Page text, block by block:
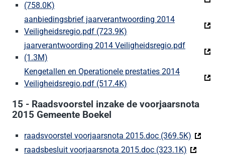
(758.0K)
aanbiedingsbrief jaarverantwoording 2014
Veiligheidsregio.pdf (723.9K) (Deze link gaat naar een
jaarverantwoording 2014 Veiligheidsregio.pdf
(1.3M)
Kengetallen en Operationele prestaties 2014
Veiligheidsregio.pdf (517.4K) (Deze link gaat naar een
15 - Raadsvoorstel inzake de voorjaarsnota
2015 Gemeente Boekel
raadsvoorstel voorjaarsnota 2015.doc (369.5K) (Deze
raadsbesluit voorjaarsnota 2015.doc (323.1K) (Deze